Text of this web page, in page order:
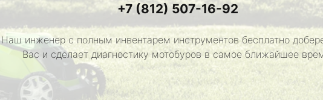
+7 (812) 507-16-92
Наш инженер с полным инвентарем инструментов бесплатно
Вас и сделает диагностику мотобуров в самое ближайшее